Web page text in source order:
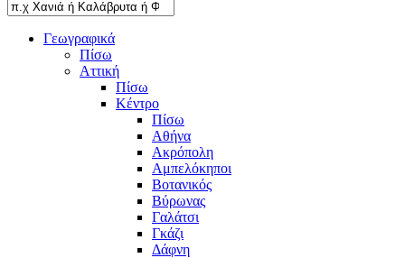
Γεωγραφικά
Πίσω
Αττική
Πίσω
Κέντρο
Πίσω
Αθήνα
Ακρόπολη
Αμπελόκηποι
Βοτανικός
Βύρωνας
Γαλάτσι
Γκάζι
Δάφνη